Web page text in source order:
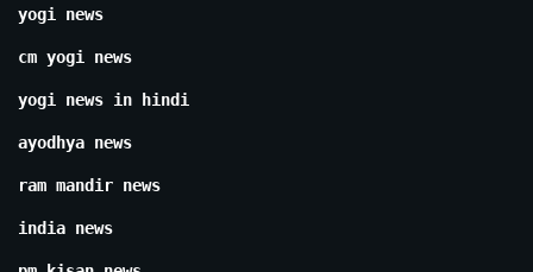
yogi news
cm yogi news
yogi news in hindi
ayodhya news
ram mandir news
india news